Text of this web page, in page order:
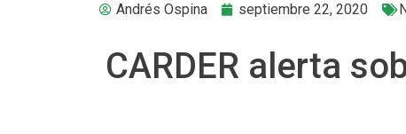
Andrés Ospina septiembre 22, 2020
CARDER alerta